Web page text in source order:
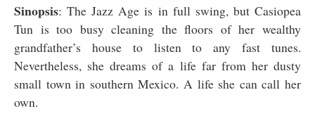
Sinopsis:The Jazz Age is in full swing, but Casiopea
Tun is too busy cleaning the floors of her wealthy
grandfather’s house to listen to any fast tunes.
Nevertheless, she dreams of a life far from her dusty
small town in southern Mexico. A life she can call her
own.